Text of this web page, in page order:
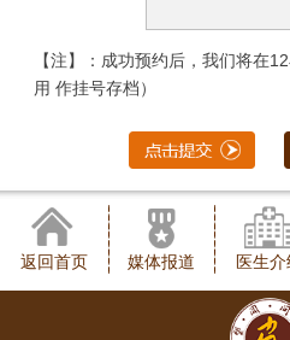
【注】：成功预约后，我们将在
用 作挂号存档）
返回首页 媒体报道 医生介